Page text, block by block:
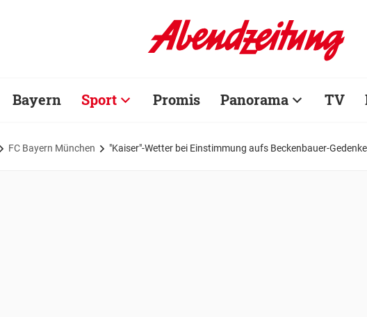
Bayern Sport Promis Panorama TV
FC Bayern München "Kaiser"-Wetter bei Einstimmung aufs Beckenbauer-